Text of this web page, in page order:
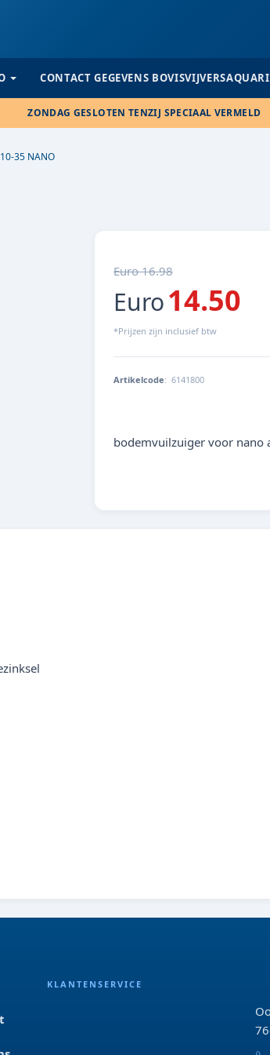
CONTACT GEGEVENS
ZONDAG GESLOTEN TENZIJ SPECIAAL VERMELD
10-35 NANO
Euro 16.98
Euro14.50
*Prijzen zijn inclusief btw
Artikelcode: 6141800
bodemvuilzuiger voor nano
KLANTENSERVICE